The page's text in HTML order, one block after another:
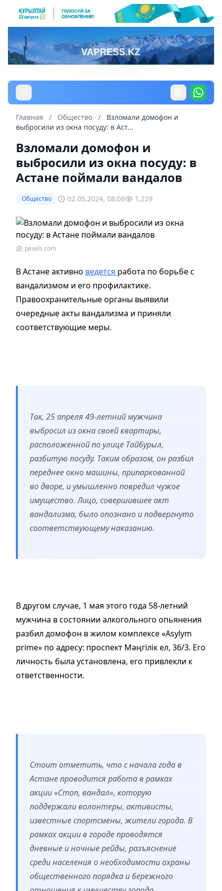
Главная / Общество /
Взломали домофон и
выбросили из окна посуду: в Аст...
Взломали домофон и
выбросили из окна посуду: в
Астане поймали вандалов
Общество 02.05.2024, 08:08 1,229
pexels.com
В Астане активно ведется работа по борьбе с
вандализмом и его профилактике.
Правоохранительные органы выявили
очередные акты вандализма и приняли
соответствующие меры.
Так, 25 апреля 49-летний мужчина
выбросил из окна своей квартиры,
расположенной по улице Тайбурыл,
разбитую посуду. Таким образом, он разбил
переднее окно машины, припаркованной
во дворе, и умышленно повредил чужое
имущество. Лицо, совершившее акт
вандализма, было опознано и подвергнуто
соответствующему наказанию.
В другом случае, 1 мая этого года 58-летний
мужчина в состоянии алкогольного опьянения
разбил домофон в жилом комплексе «Asylym
prime» по адресу: проспект Мәңгілік ел, 36/3. Его
личность была установлена, его привлекли к
ответственности.
Стоит отметить, что с начала года в
Астане проводится работа в рамках
акции «Стоп, вандал», которую
поддержали волонтеры, активисты,
известные спортсмены, жители города. В
рамках акции в городе проводятся
дневные и ночные рейды, разъяснение
среди населения о необходимости охраны
общественного порядка и бережного